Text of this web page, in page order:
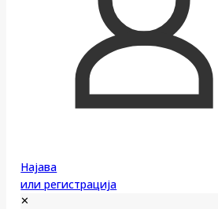
Најава
или регистрација
✕